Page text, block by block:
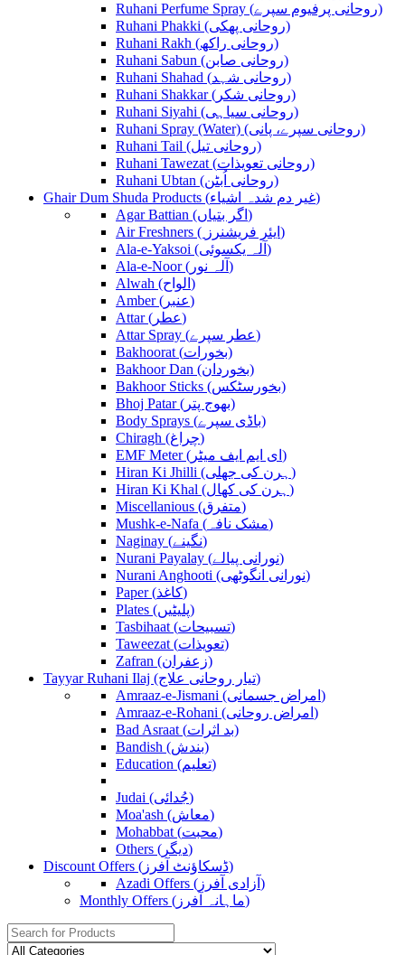
Ruhani Perfume Spray (روحانی پرفیوم سپرے)
Ruhani Phakki (روحانی پھکی)
Ruhani Rakh (روحانی راکھ)
Ruhani Sabun (روحانی صابن)
Ruhani Shahad (روحانی شہد)
Ruhani Shakkar (روحانی شکر)
Ruhani Siyahi (روحانی سیاہی)
Ruhani Spray (Water) (روحانی سپرے، پانی)
Ruhani Tail (روحانی تیل)
Ruhani Tawezat (روحانی تعویذات)
Ruhani Ubtan (روحانی اُبٹن)
Ghair Dum Shuda Products (غیر دم شدہ اشیاء)
Agar Battian (اگر بتیاں)
Air Freshners ( ایئر فریشنرز)
Ala-e-Yaksoi (آلہ یکسوئی)
Ala-e-Noor (آلہ نور)
Alwah (الواح)
Amber (عنبر)
Attar (عطر)
Attar Spray (عطر سپرے)
Bakhoorat (بخورات)
Bakhoor Dan (بخوردان)
Bakhoor Sticks (بخورسٹکس)
Bhoj Patar (بھوج پتر)
Body Sprays (باڈی سپرے)
Chiragh (چراغ)
EMF Meter (ای ایم ایف میٹر)
Hiran Ki Jhilli (ہرن کی جھلی)
Hiran Ki Khal (ہرن کی کھال)
Miscellanious (متفرق)
Mushk-e-Nafa (مشک نافہ)
Naginay (نگینے)
Nurani Payalay (نورانی پیالے)
Nurani Anghooti (نورانی انگوٹھی)
Paper (کاغذ)
Plates (پلیٹیں)
Tasbihaat (تسبیحات)
Taweezat (تعویذات)
Zafran (زعفران)
Tayyar Ruhani Ilaj (تیار روحانی علاج)
Amraaz-e-Jismani (امراض جسمانی)
Amraaz-e-Rohani (امراض روحانی)
Bad Asraat (بد اثرات)
Bandish (بندش)
Education (تعلیم)
Judai (جُدائی)
Moa'ash (معاش)
Mohabbat (محبت)
Others (دیگر)
Discount Offers (ڈسکاؤنٹ آفرز)
Azadi Offers (آزادی آفرز)
Monthly Offers (ماہانہ آفرز)
Search
for: